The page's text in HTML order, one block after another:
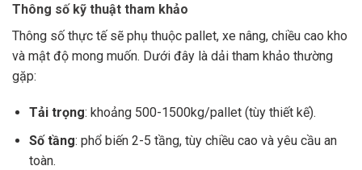
Thông số kỹ thuật tham khảo
Thông số thực tế sẽ phụ thuộc pallet, xe nâng, chiều cao kho
và mật độ mong muốn. Dưới đây là dải tham khảo thường
gặp:
Tải trọng: khoảng 500-1500kg/pallet (tùy thiết kế).
Số tầng: phổ biến 2-5 tầng, tùy chiều cao và yêu cầu an
toàn.